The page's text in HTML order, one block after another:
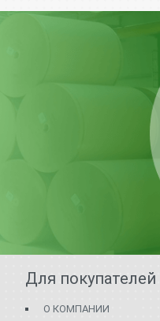
Для покупателей
О КОМПАНИИ